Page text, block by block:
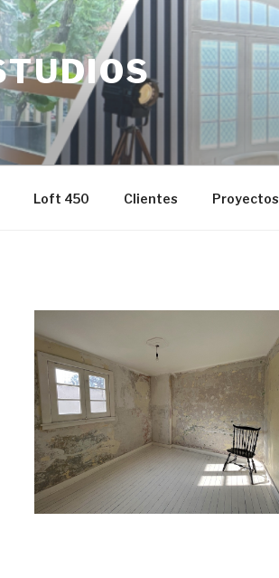
Loft 450 Clientes Proyectos